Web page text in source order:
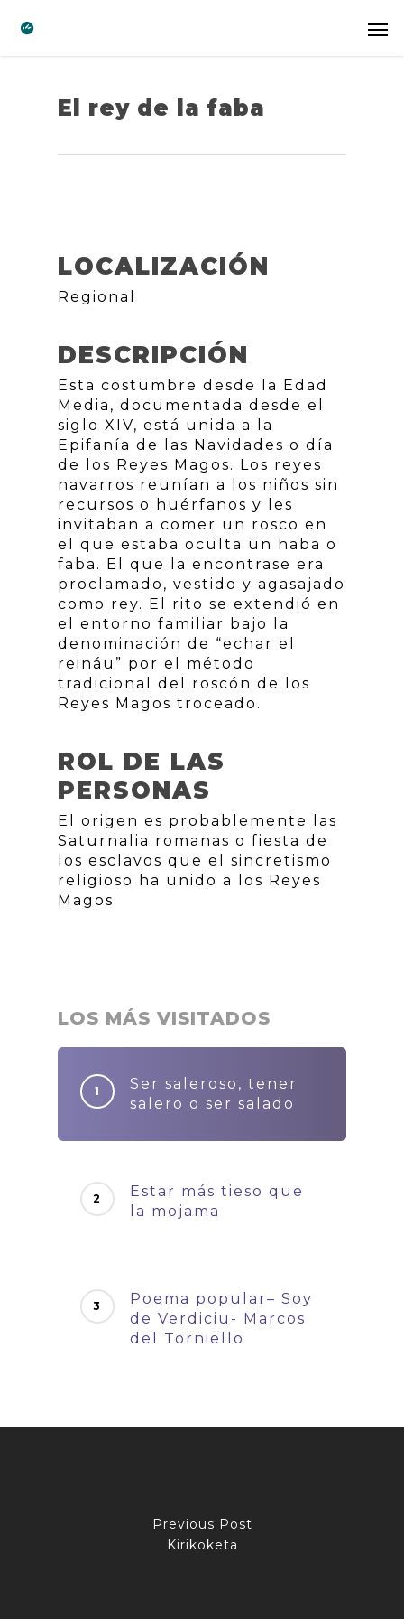
El rey de la faba
LOCALIZACIÓN
Regional
DESCRIPCIÓN
Esta costumbre desde la Edad
Media, documentada desde el
siglo XIV, está unida a la
Epifanía de las Navidades o día
de los Reyes Magos. Los reyes
navarros reunían a los niños sin
recursos o huérfanos y les
invitaban a comer un rosco en
el que estaba oculta un haba o
faba. El que la encontrase era
proclamado, vestido y agasajado
como rey. El rito se extendió en
el entorno familiar bajo la
denominación de “echar el
reináu” por el método
tradicional del roscón de los
Reyes Magos troceado.
ROL DE LAS
PERSONAS
El origen es probablemente las
Saturnalia romanas o fiesta de
los esclavos que el sincretismo
religioso ha unido a los Reyes
Magos.
LOS MÁS VISITADOS
Ser saleroso, tener
salero o ser salado
Estar más tieso que
la mojama
Poema popular– Soy
de Verdiciu- Marcos
del Torniello
Previous Post
Kirikoketa